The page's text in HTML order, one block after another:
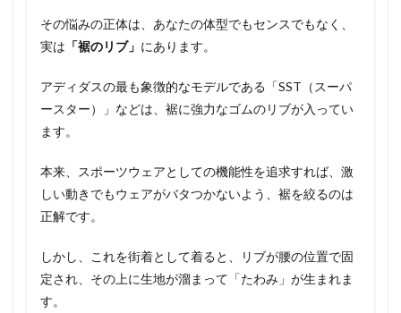
その悩みの正体は、あなたの体型でもセンスでもなく、
実は 「裾のリブ」 にあります。
アディダスの最も象徴的なモデルである「SST（スーパ
ースター）」などは、裾に強力なゴムのリブが入ってい
ます。
本来、スポーツウェアとしての機能性を追求すれば、激
しい動きでもウェアがバタつかないよう、裾を絞るのは
正解です。
しかし、これを街着として着ると、リブが腰の位置で固
定され、その上に生地が溜まって「たわみ」が生まれま
す。